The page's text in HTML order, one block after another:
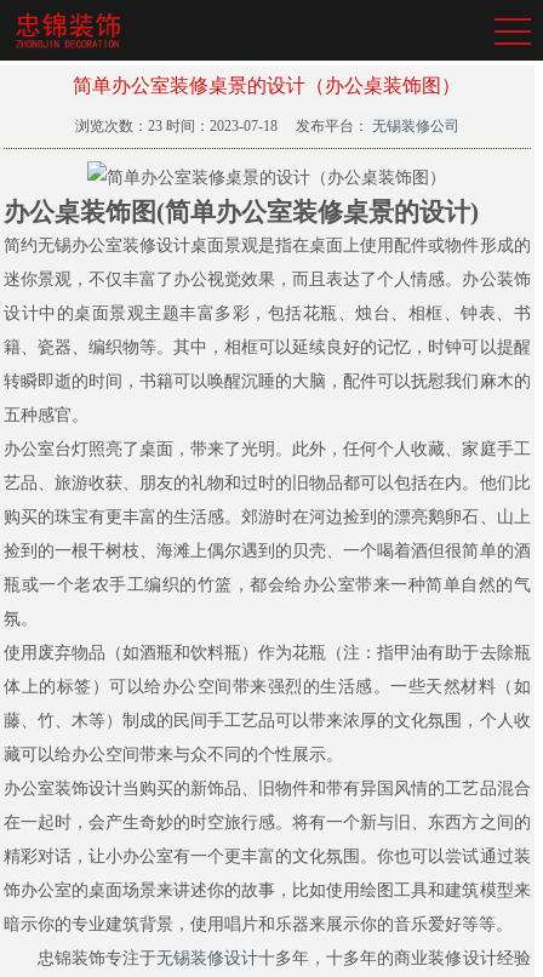
简单办公室装修桌景的设计（办公桌装饰图）
浏览次数： 23 时间：2023-07-18 发布平台： 无锡装修公司
办公桌装饰图(简单办公室装修桌景的设计)
简约无锡办公室装修设计桌面景观是指在桌面上使用配件或物件形成的
迷你景观，不仅丰富了办公视觉效果，而且表达了个人情感。办公装饰
设计中的桌面景观主题丰富多彩，包括花瓶、烛台、相框、钟表、书
籍、瓷器、编织物等。其中，相框可以延续良好的记忆，时钟可以提醒
转瞬即逝的时间，书籍可以唤醒沉睡的大脑，配件可以抚慰我们麻木的
五种感官。
办公室台灯照亮了桌面，带来了光明。此外，任何个人收藏、家庭手工
艺品、旅游收获、朋友的礼物和过时的旧物品都可以包括在内。他们比
购买的珠宝有更丰富的生活感。郊游时在河边捡到的漂亮鹅卵石、山上
捡到的一根干树枝、海滩上偶尔遇到的贝壳、一个喝着酒但很简单的酒
瓶或一个老农手工编织的竹篮，都会给办公室带来一种简单自然的气
氛。
使用废弃物品（如酒瓶和饮料瓶）作为花瓶（注：指甲油有助于去除瓶
体上的标签）可以给办公空间带来强烈的生活感。一些天然材料（如
藤、竹、木等）制成的民间手工艺品可以带来浓厚的文化氛围，个人收
藏可以给办公空间带来与众不同的个性展示。
办公室装饰设计当购买的新饰品、旧物件和带有异国风情的工艺品混合
在一起时，会产生奇妙的时空旅行感。将有一个新与旧、东西方之间的
精彩对话，让小办公室有一个更丰富的文化氛围。你也可以尝试通过装
饰办公室的桌面场景来讲述你的故事，比如使用绘图工具和建筑模型来
暗示你的专业建筑背景，使用唱片和乐器来展示你的音乐爱好等等。
忠锦装饰专注于无锡装修设计十多年，十多年的商业装修设计经验